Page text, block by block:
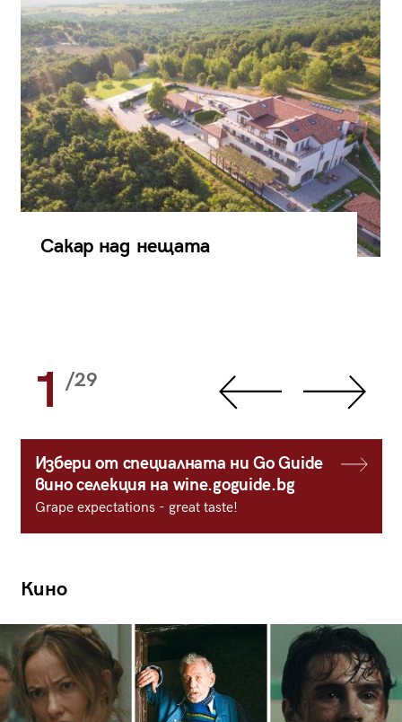
Сакар над нещата
1 /29
Избери от специалната ни Go Guide
вино селекция на wine.goguide.bg
Grape expectations - great taste!
Кино